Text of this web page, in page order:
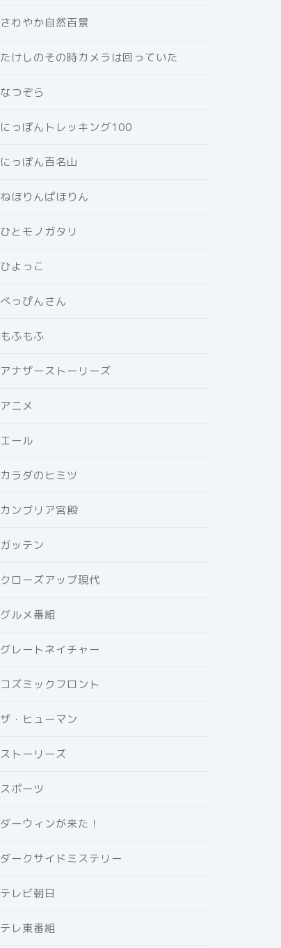
さわやか自然百景
たけしのその時カメラは回っていた
なつぞら
にっぽんトレッキング100
にっぽん百名山
ねほりんぱほりん
ひとモノガタリ
ひよっこ
べっぴんさん
もふもふ
アナザーストーリーズ
アニメ
エール
カラダのヒミツ
カンブリア宮殿
ガッテン
クローズアップ現代
グルメ番組
グレートネイチャー
コズミックフロント
ザ・ヒューマン
ストーリーズ
スポーツ
ダーウィンが来た！
ダークサイドミステリー
テレビ朝日
テレ東番組